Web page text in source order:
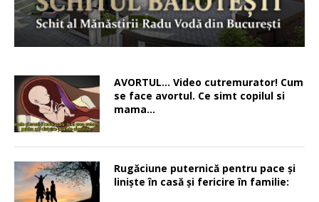
AVORTUL… Video cutremurator! Cum
se face avortul. Ce simt copilul si
mama…
Rugăciune puternică pentru pace şi
linişte în casă şi fericire în familie: